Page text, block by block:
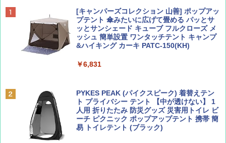
ディズニーファン ２０２６年 ９月号 [雑
誌] (ＤＩＳＮＥＹ ＦＡＮ)
￥713
￥1,500
D40 地球の歩き方 チェンマイ タイ北部の魅
力的な町 2026～2027 地球の歩き方D アジア
￥2,079
￥2,479
[キャンパーズコレクション 山善] ポップアッ
プテント 傘みたいに広げて畳める パッとサ
ッとサンシェード キューブ フルクローズ メ
ッシュ 簡単設置 ワンタッチテント キャンプ
&ハイキング カーキ PATC-150(KH)
￥6,831
PYKES PEAK (パイクスピーク) 着替えテン
ト プライバシー テント 【中が透けない】 1
人用 折りたたみ 防災グッズ 災害用トイレ ビ
ーチ ピクニック ポップアップテント 携帯 簡
易 トイレテント (ブラック)